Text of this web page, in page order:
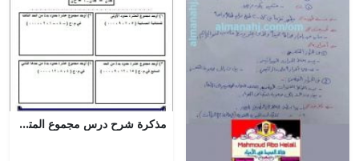
مذكرة شرح درس مجموع المتسلسلة الحسابية مع أمثلة تدريبية (رياضيات بحتة) الحادي عشر